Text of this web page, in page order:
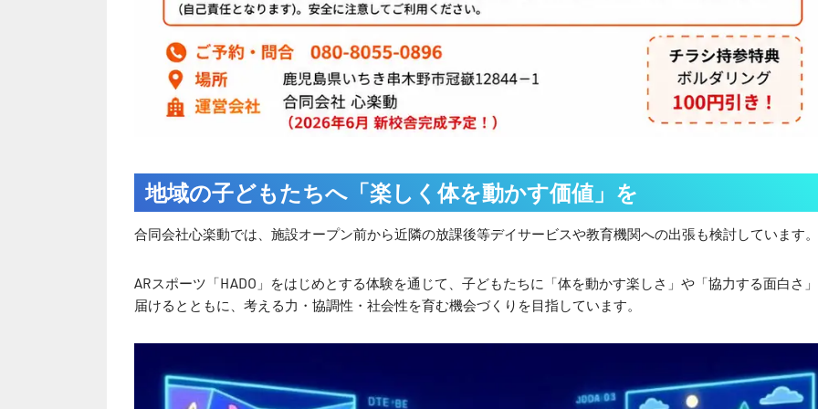
地域の子どもたちへ「楽しく体を動かす価値」を
合同会社心楽動では、施設オープン前から近隣の放課後等デイサービスや教育機関への出張も検討しています。
ARスポーツ「HADO」をはじめとする体験を通じて、子どもたちに「体を動かす楽しさ」や「協力する面白さ
届けるとともに、考える力・協調性・社会性を育む機会づくりを目指しています。